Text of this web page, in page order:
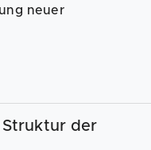
neuer
der